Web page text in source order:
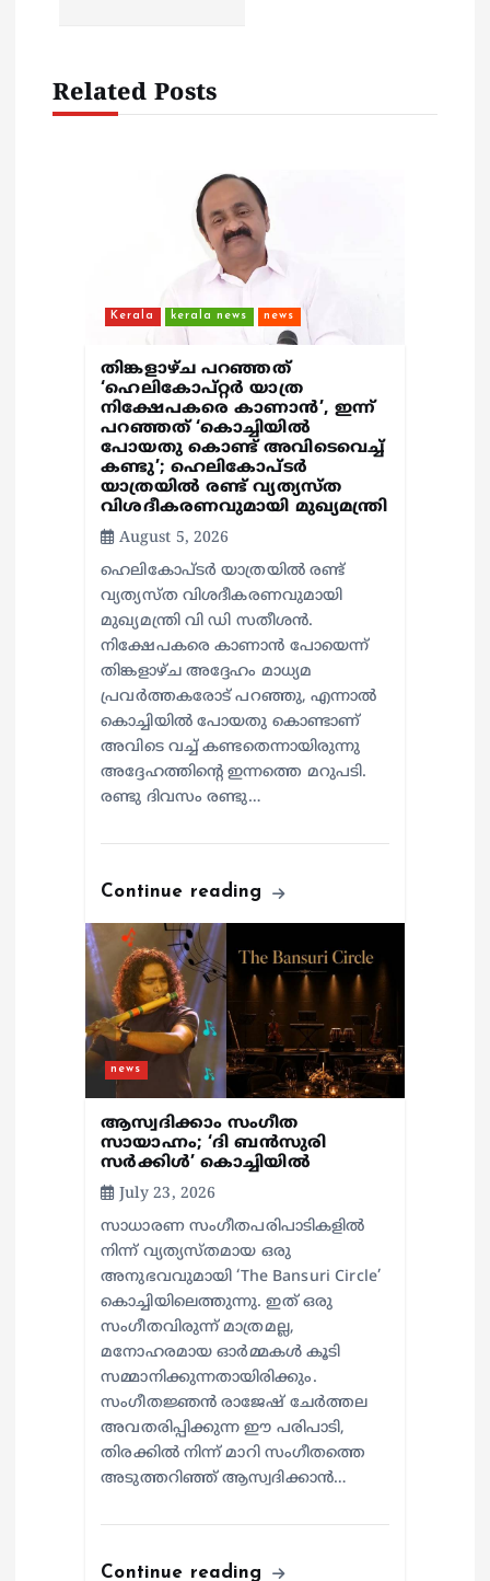
tRelated Posts
Kerala kerala news news
തിങ്കളാഴ്ച പറഞ്ഞത്
‘ഹെലികോപ്റ്റർ യാത്ര
നിക്ഷേപകരെ കാണാൻ’, ഇന്ന്
പറഞ്ഞത് ‘കൊച്ചിയിൽ
പോയതു കൊണ്ട് അവിടെവെച്ച്
കണ്ടു’; ഹെലികോപ്ടർ
യാത്രയിൽ രണ്ട് വ്യത്യസ്ത
വിശദീകരണവുമായി മുഖ്യമന്ത്രി
August 5, 2026
ഹെലികോപ്ടർ യാത്രയിൽ രണ്ട്
വ്യത്യസ്ത വിശദീകരണവുമായി
മുഖ്യമന്ത്രി വി ഡി സതീശൻ.
നിക്ഷേപകരെ കാണാൻ പോയെന്ന്
തിങ്കളാഴ്ച അദ്ദേഹം മാധ്യമ
പ്രവർത്തകരോട് പറഞ്ഞു, എന്നാൽ
കൊച്ചിയിൽ പോയതു കൊണ്ടാണ്
അവിടെ വച്ച് കണ്ടതെന്നായിരുന്നു
അദ്ദേഹത്തിന്റെ ഇന്നത്തെ മറുപടി.
രണ്ടു ദിവസം രണ്ടു…
Continue reading
news
ആസ്വദിക്കാം സം​ഗീത
സായാഹ്നം; ‘ദി ബൻസുരി
സർക്കിൾ’ കൊച്ചിയിൽ
July 23, 2026
സാധാരണ സംഗീതപരിപാടികളിൽ
നിന്ന് വ്യത്യസ്തമായ ഒരു
അനുഭവവുമായി ‘The Bansuri Circle’
കൊച്ചിയിലെത്തുന്നു. ഇത് ഒരു
സംഗീതവിരുന്ന് മാത്രമല്ല,
മനോഹരമായ ഓർമ്മകൾ കൂടി
സമ്മാനിക്കുന്നതായിരിക്കും.
സംഗീതജ്ഞൻ രാജേഷ് ചേർത്തല
അവതരിപ്പിക്കുന്ന ഈ പരിപാടി,
തിരക്കിൽ നിന്ന് മാറി സംഗീതത്തെ
അടുത്തറിഞ്ഞ് ആസ്വദിക്കാൻ…
Continue reading